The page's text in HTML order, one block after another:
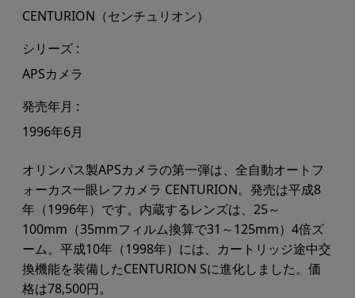
CENTURION（センチュリオン）
シリーズ
APSカメラ
発売年月
1996年6月
オリンパス製APSカメラの第一弾は、全自動オートフ
ォーカス一眼レフカメラ CENTURION。発売は平成8
年（1996年）です。内蔵するレンズは、25～
100mm（35mmフィルム換算で31～125mm）4倍ズ
ーム。平成10年（1998年）には、カートリッジ途中交
換機能を装備したCENTURION Sに進化しました。価
格は78,500円。